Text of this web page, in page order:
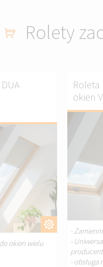
Rolety
DOSTOSUJ.
okien wielu
Roleta
okien
-
-
- obsługa